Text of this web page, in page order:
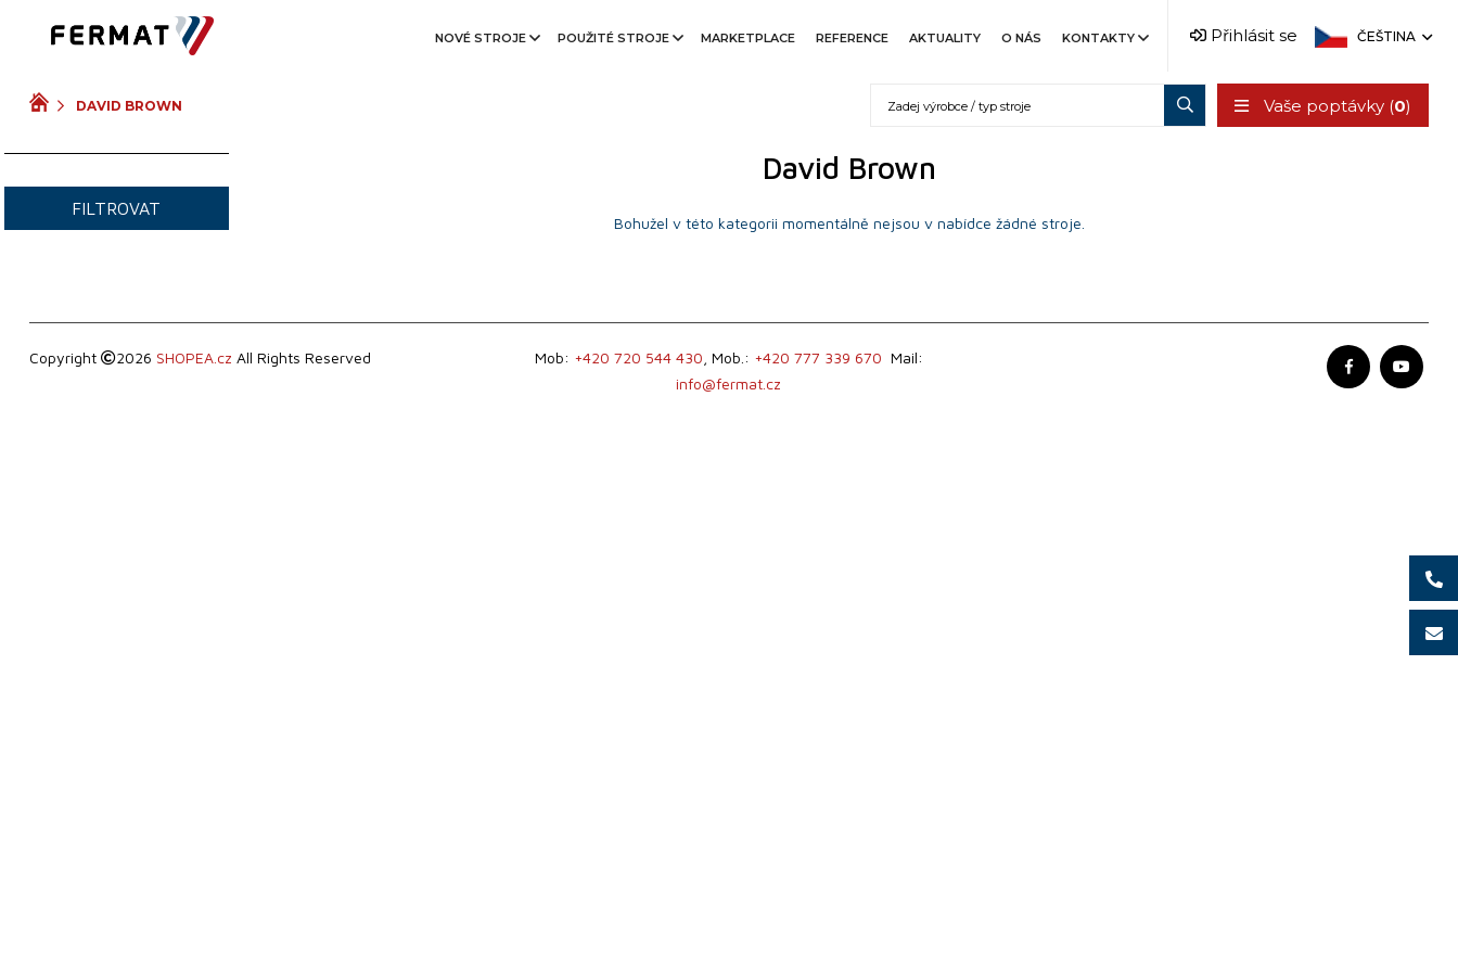
NOVÉ STROJE POUŽITÉ STROJE MARKETPLACE REFERENCE AKTUALITY O NÁS KONTAKTY Přihlásit se ČEŠTINA
DAVID BROWN Vaše poptávky (0)
VIDEO
FILTROVAT
David Brown
Bohužel v této kategorii momentálně nejsou v nabídce žádné stroje.
Copyright 2026 SHOPEA.cz All Rights Reserved Mob: +420 720 544 430 , Mob.: +420 777 339 670 Mail:
info@fermat.cz